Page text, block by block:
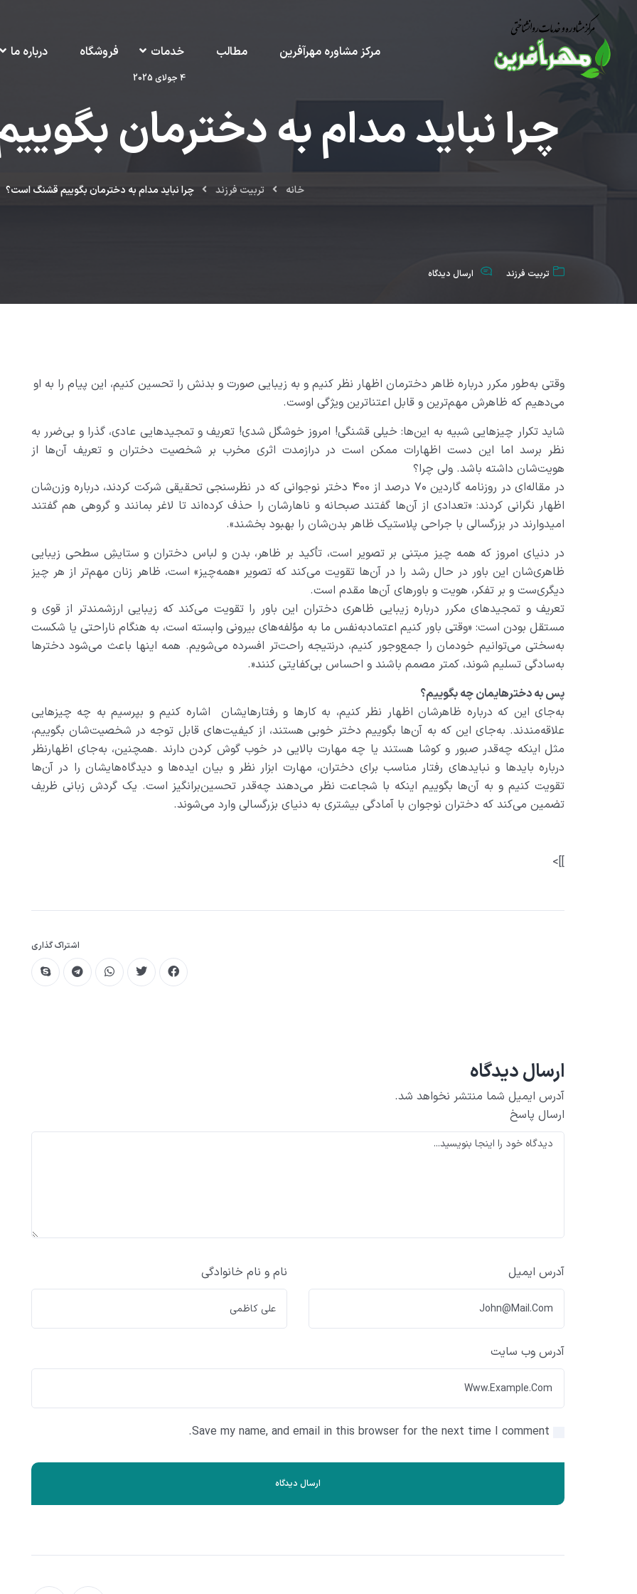
مرکز مشاوره مهرآفرین مطالب خدمات فروشگاه درباره ما
4 جولای 2025
چرا نباید مدام به دخترمان
خانه تربیت فرزند چرا نباید مدام به دخترمان بگوییم قشنگ است؟
تربیت فرزند ارسال دیدگاه
وقتی به‌طور مکرر درباره ظاهر دخترمان اظهار نظر کنیم و به زیبایی صورت و بدنش را تحسین کنیم، این پیام را به او
می‌دهیم که ظاهرش مهم‌ترین و قابل اعتناترین ویژگی اوست.
شاید تکرار چیزهایی شبیه به این‌ها: خیلی قشنگی! امروز خوشگل شدی! تعریف و تمجیدهایی عادی، گذرا و بی‌ضرر به
نظر برسد اما این دست اظهارات ممکن است در درازمدت اثری مخرب بر شخصیت دختران و تعریف آن‌ها از
هویت‌شان داشته باشد. ولی چرا؟
در مقاله‌ای در روزنامه گاردین ۷۰ درصد از ۴۰۰ دختر نوجوانی که در نظرسنجی تحقیقی شرکت کردند، درباره وزن‌شان
اظهار نگرانی کردند: «تعدادی از آن‌ها گفتند صبحانه و ناهارشان را حذف کرده‌اند تا لاغر بمانند و گروهی هم گفتند
امیدوارند در بزرگسالی با جراحی پلاستیک ظاهر بدن‌شان را بهبود بخشند.«
در دنیای امروز که همه چیز مبتنی بر تصویر است، تأکید بر ظاهر، بدن و لباس دختران و ستایشِ سطحی زیبایی
ظاهری‌شان این باور در حال رشد را در آن‌ها تقویت می‌کند که تصویر «همه‌چیز» است، ظاهر زنان مهم‌تر از هر چیز
دیگری‌ست و بر تفکر، هویت و باورهای آن‌ها مقدم است.
تعریف و تمجیدهای مکرر درباره زیبایی ظاهری دختران این باور را تقویت می‌کند که زیبایی ارزشمندتر از قوی و
مستقل بودن است: «وقتی باور کنیم اعتمادبه‌نفس ما به مؤلفه‌های بیرونی وابسته است، به هنگام ناراحتی یا شکست
به‌سختی می‌توانیم خودمان را جمع‌وجور کنیم، درنتیجه راحت‌تر افسرده می‌شویم. همه اینها باعث می‌شود دخترها
به‌سادگی تسلیم شوند، کمتر مصمم باشند و احساس بی‌کفایتی کنند.»
پس به دخترهایمان چه بگوییم؟
به‌جای این که درباره ظاهرشان اظهار نظر کنیم، به کارها و رفتارهایشان اشاره کنیم و بپرسیم به چه چیزهایی
علاقه‌مندند. به‌جای این که به آن‌ها بگوییم دختر خوبی هستند، از کیفیت‌های قابل توجه در شخصیت‌شان بگوییم،
مثل اینکه چه‌قدر صبور و کوشا هستند یا چه مهارت بالایی در خوب گوش کردن دارند .همچنین، به‌جای اظهارنظر
درباره بایدها و نبایدهای رفتار مناسب برای دختران، مهارت ابزار نظر و بیان ایده‌ها و دیدگاه‌هایشان را در آن‌ها
تقویت کنیم و به آن‌ها بگوییم اینکه با شجاعت نظر می‌دهند چه‌قدر تحسین‌برانگیز است. یک گردش زبانی ظریف
تضمین می‌کند که دختران نوجوان با آمادگی بیشتری به دنیای بزرگسالی وارد می‌شوند.
]]>
اشتراک گذاری
ارسال دیدگاه
آدرس ایمیل شما منتشر نخواهد شد.
ارسال پاسخ
نام و نام خانوادگی آدرس ایمیل
آدرس وب سایت
Save my name, and email in this browser for the next time I comment.